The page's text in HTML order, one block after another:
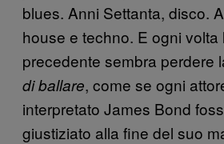
blues. Anni Settanta, disco.
house e techno. E ogni volta
precedente sembra perdere
di ballare, come se ogni
interpretato James Bond
giustiziato alla fine del suo